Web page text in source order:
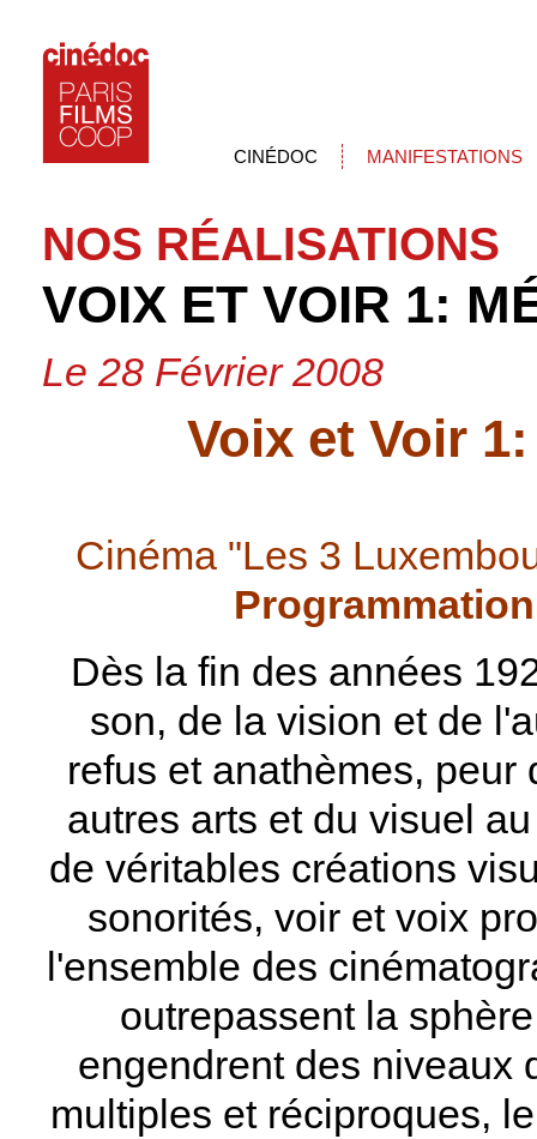
CINÉDOC MANIFESTATIONS
NOS RÉALISATIONS
VOIX ET VOIR 1:
Le 28 Février 2008
Voix et Voir
Cinéma "Les 3
Dès la fin des années
son, de la vision et de
refus et anathèmes,
autres arts et du visuel
de véritables créations
sonorités, voir et voix
l'ensemble des
outrepassent la
engendrent des niveaux
multiples et réciproques,